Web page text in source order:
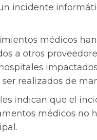
incidente
médicos
a otros
realizados de
indican que el
médicos no